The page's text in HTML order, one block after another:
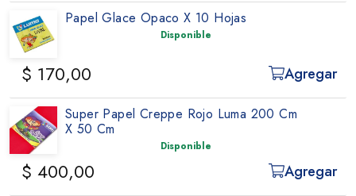
Papel Glace Opaco X 10 Hojas
Disponible
$ 170,00 Agregar
Super Papel Creppe Rojo Luma 200 Cm
X 50 Cm
Disponible
$ 400,00 Agregar